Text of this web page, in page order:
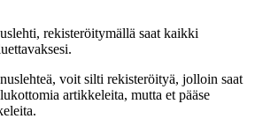
rekisteröitymällä saat kaikki
voit silti rekisteröityä, jolloin saat
artikkeleita, mutta et pääse